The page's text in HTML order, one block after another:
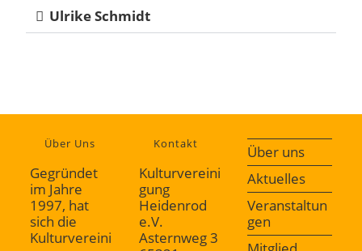
Ulrike Schmidt
Über Uns
Gegründet
im Jahre
1997, hat
sich die
Kulturvereini
Kontakt
Kulturvereini
gung
Heidenrod
e.V.
Asternweg 3
Über uns
Aktuelles
Veranstaltun
gen